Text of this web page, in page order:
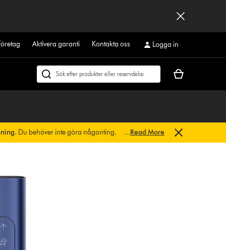
Aktivera garanti Kontakta oss Logga in
Sök
Kundvagnen
Du behöver inte göra någonting. ...Read More